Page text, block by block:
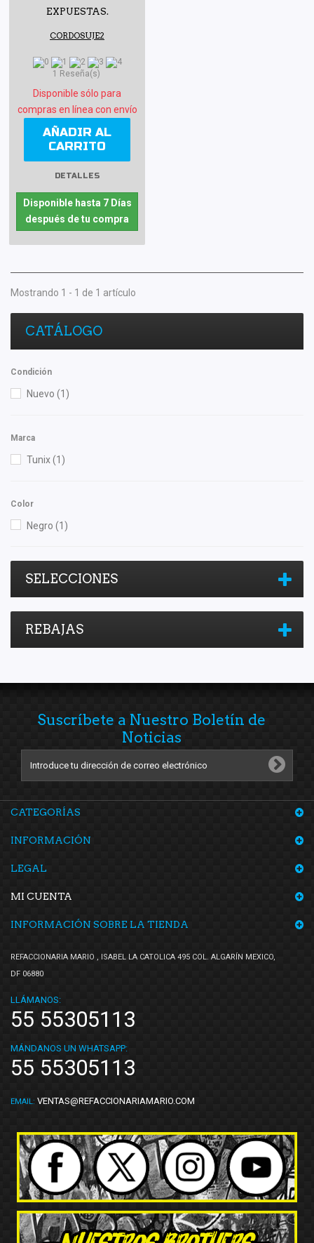
EXPUESTAS.
CORDOSUJE2
1 Reseña(s)
Disponible sólo para
compras en línea con envío
AÑADIR AL
CARRITO
DETALLES
Disponible hasta 7 Días
después de tu compra
Mostrando 1 - 1 de 1 artículo
CATÁLOGO
Condición
Nuevo (1)
Marca
Tunix(1)
Color
Negro (1)
SELECCIONES
REBAJAS
Suscríbete a Nuestro Boletín de
Noticias
CATEGORÍAS
INFORMACIÓN
LEGAL
MI CUENTA
INFORMACIÓN SOBRE LA TIENDA
REFACCIONARIA MARIO , ISABEL LA CATOLICA 495 COL. ALGARÍN MEXICO,
DF 06880
LLÁMANOS:
55 55305113
MÁNDANOS UN WHATSAPP:
55 55305113
EMAIL: VENTAS@REFACCIONARIAMARIO.COM